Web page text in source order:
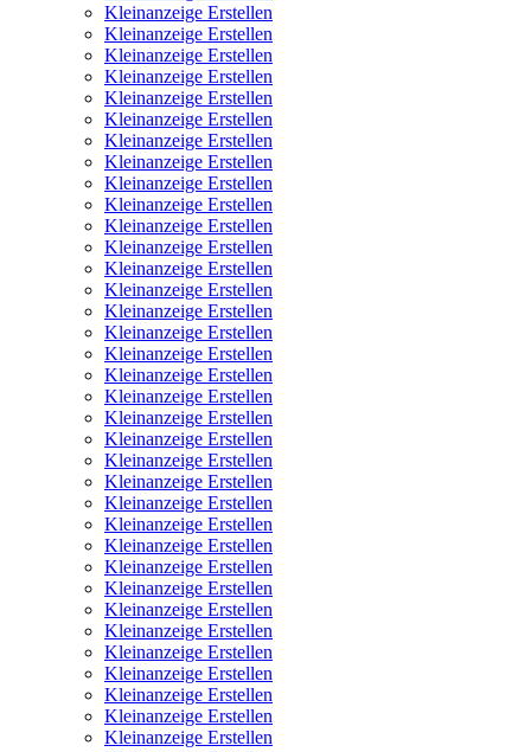
Kleinanzeige Erstellen
Kleinanzeige Erstellen
Kleinanzeige Erstellen
Kleinanzeige Erstellen
Kleinanzeige Erstellen
Kleinanzeige Erstellen
Kleinanzeige Erstellen
Kleinanzeige Erstellen
Kleinanzeige Erstellen
Kleinanzeige Erstellen
Kleinanzeige Erstellen
Kleinanzeige Erstellen
Kleinanzeige Erstellen
Kleinanzeige Erstellen
Kleinanzeige Erstellen
Kleinanzeige Erstellen
Kleinanzeige Erstellen
Kleinanzeige Erstellen
Kleinanzeige Erstellen
Kleinanzeige Erstellen
Kleinanzeige Erstellen
Kleinanzeige Erstellen
Kleinanzeige Erstellen
Kleinanzeige Erstellen
Kleinanzeige Erstellen
Kleinanzeige Erstellen
Kleinanzeige Erstellen
Kleinanzeige Erstellen
Kleinanzeige Erstellen
Kleinanzeige Erstellen
Kleinanzeige Erstellen
Kleinanzeige Erstellen
Kleinanzeige Erstellen
Kleinanzeige Erstellen
Kleinanzeige Erstellen